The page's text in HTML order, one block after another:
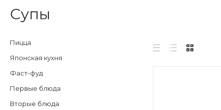
Супы
Пицца
Японская кухня
Фаст-фуд
Первые блюда
Вторые блюда